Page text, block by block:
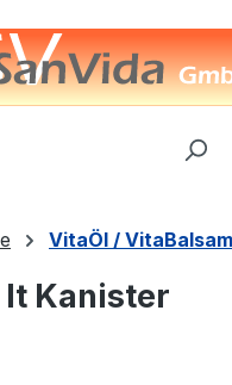
VitaÖl /
lt Kanister